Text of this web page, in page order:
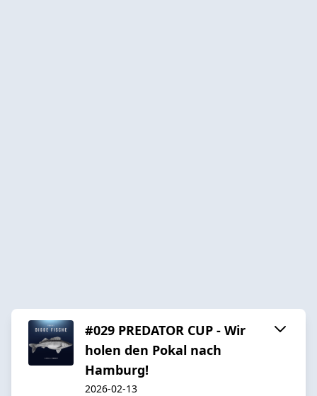
#029 PREDATOR CUP - Wir
holen den Pokal nach
Hamburg!
2026-02-13